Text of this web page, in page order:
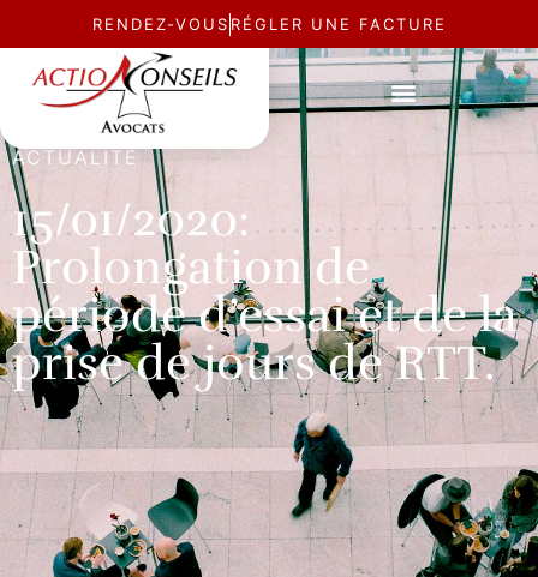
RENDEZ-VOUS RÉGLER UNE FACTURE
ACTUALITÉ
15/01/2020:
Prolongation de
période d’essai et de la
prise de jours de RTT.